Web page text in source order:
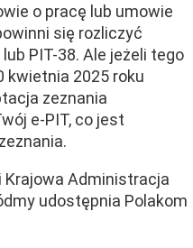
o pracę lub umowie
się rozliczyć
PIT-38. Ale jeżeli tego
kwietnia 2025 roku
zeznania
e-PIT, co jest
Krajowa Administracja
udostępnia Polakom